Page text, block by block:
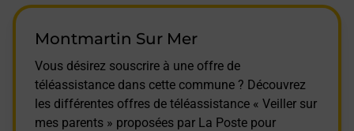
Montmartin Sur Mer
Vous désirez souscrire à une offre de
téléassistance dans cette commune ? Découvrez
les différentes offres de téléassistance « Veiller sur
mes parents » proposées par La Poste pour